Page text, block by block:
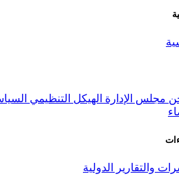
مجلس الإدارة الهيكل التنظيمي
والتقارير الدولية